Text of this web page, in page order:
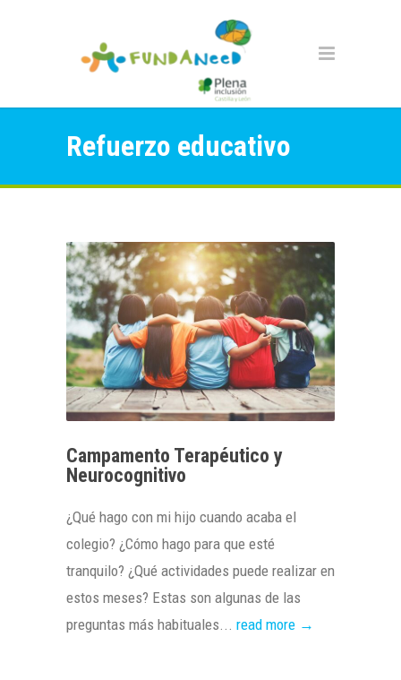
Refuerzo educativo
Campamento Terapéutico y
Neurocognitivo
¿Qué hago con mi hijo cuando acaba el
colegio? ¿Cómo hago para que esté
tranquilo? ¿Qué actividades puede realizar en
estos meses? Estas son algunas de las
preguntas más habituales... read more →